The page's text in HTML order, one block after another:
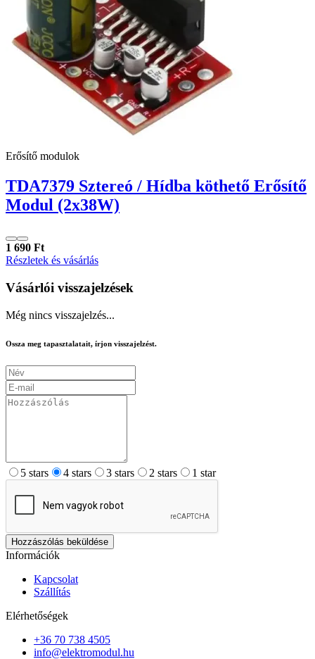
Erősítő modulok
TDA7379 Sztereó / Hídba köthető Erősítő
Modul (2x38W)
1 690 Ft
Részletek és vásárlás
Vásárlói visszajelzések
Még nincs visszajelzés...
Ossza meg tapasztalatait, írjon visszajelzést.
5 stars 4 stars 3 stars 2 stars 1 star
Hozzászólás beküldése
Információk
Kapcsolat
Szállítás
Elérhetőségek
+36 70 738 4505
info@elektromodul.hu